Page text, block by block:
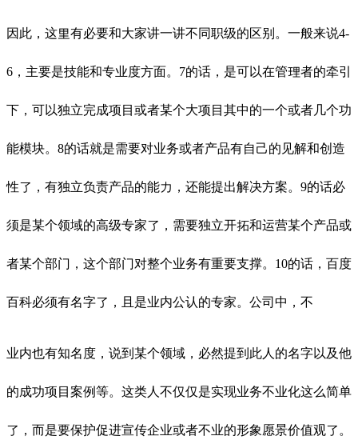
因此，这里有必要和大家讲一讲不同职级的区别。一般来说4-
6，主要是技能和专业度方面。7的话，是可以在管理者的牵引
下，可以独立完成项目或者某个大项目其中的一个或者几个功
能模块。8的话就是需要对业务或者产品有自己的见解和创造
性了，有独立负责产品的能力，还能提出解决方案。9的话必
须是某个领域的高级专家了，需要独立开拓和运营某个产品或
者某个部门，这个部门对整个业务有重要支撑。10的话，百度
百科必须有名字了，且是业内公认的专家。公司中，不
业内也有知名度，说到某个领域，必然提到此人的名字以及他
的成功项目案例等。这类人不仅仅是实现业务不业化这么简单
了，而是要保护促进宣传企业或者不业的形象愿景价值观了。